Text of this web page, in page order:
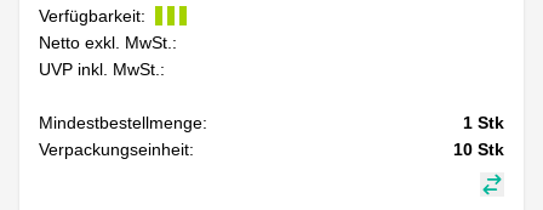
Verfügbarkeit:
Netto exkl. MwSt.:
UVP inkl. MwSt.:
Mindestbestellmenge: 1 Stk
Verpackungseinheit:
10 Stk